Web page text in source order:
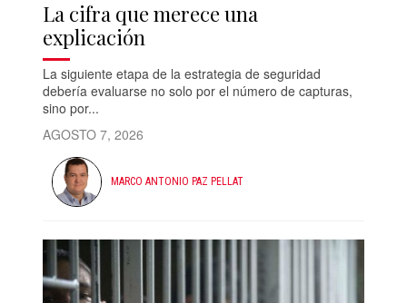
La cifra que merece una
explicación
La siguiente etapa de la estrategia de seguridad
debería evaluarse no solo por el número de capturas,
sino por...
AGOSTO 7, 2026
MARCO ANTONIO PAZ PELLAT